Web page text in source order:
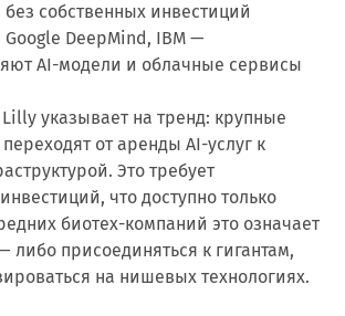
без собственных инвестиций
Google DeepMind, IBM —
AI-модели и облачные сервисы
указывает на тренд: крупные
от аренды AI-услуг к
Это требует
что доступно только
биотех-компаний это означает
либо присоединяться к гигантам,
на нишевых технологиях.